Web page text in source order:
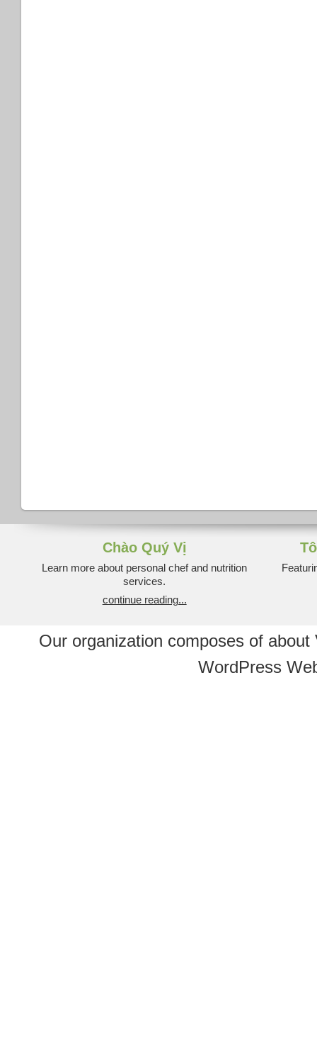
Chào Quý Vị
Learn more about personal chef and nutrition
services.
continue reading...
Our organization composes of
WordPress